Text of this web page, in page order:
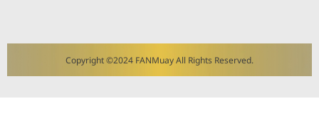
Copyright ©2024 FANMuay All Rights Reserved.